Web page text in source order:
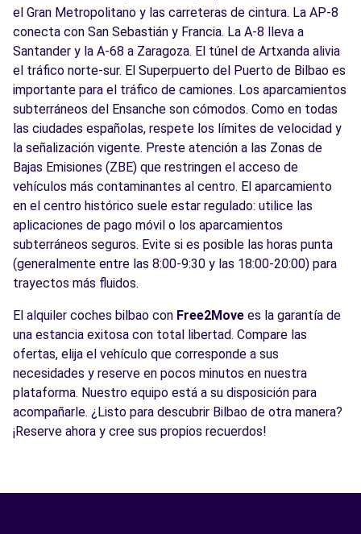
el Gran Metropolitano y las carreteras de cintura. La AP-8
conecta con San Sebastián y Francia. La A-8 lleva a
Santander y la A-68 a Zaragoza. El túnel de Artxanda alivia
el tráfico norte-sur. El Superpuerto del Puerto de Bilbao es
importante para el tráfico de camiones. Los aparcamientos
subterráneos del Ensanche son cómodos. Como en todas
las ciudades españolas, respete los límites de velocidad y
la señalización vigente. Preste atención a las Zonas de
Bajas Emisiones (ZBE) que restringen el acceso de
vehículos más contaminantes al centro. El aparcamiento
en el centro histórico suele estar regulado: utilice las
aplicaciones de pago móvil o los aparcamientos
subterráneos seguros. Evite si es posible las horas punta
(generalmente entre las 8:00-9:30 y las 18:00-20:00) para
trayectos más fluidos.
El alquiler coches bilbao con Free2Move es la garantía de
una estancia exitosa con total libertad. Compare las
ofertas, elija el vehículo que corresponde a sus
necesidades y reserve en pocos minutos en nuestra
plataforma. Nuestro equipo está a su disposición para
acompañarle. ¿Listo para descubrir Bilbao de otra manera?
¡Reserve ahora y cree sus propios recuerdos!